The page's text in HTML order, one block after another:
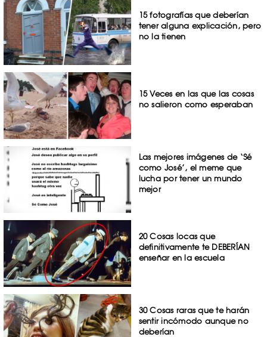
15 fotografías que deberían
tener alguna explicación, pero
no la tienen
15 Veces en las que las cosas
no salieron como esperaban
Las mejores imágenes de ‘Sé
como José’, el meme que
lucha por tener un mundo
mejor
20 Cosas locas que
definitivamente te DEBERÍAN
enseñar en la escuela
30 Cosas raras que te harán
sentir incómodo aunque no
deberían